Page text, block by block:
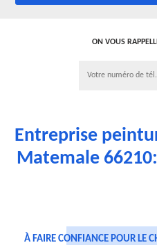
ON VOUS
Entreprise
Matemale
À FAIRE CONFIANCE POUR LE